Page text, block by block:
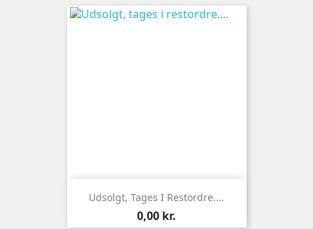
Udsolgt, Tages I Restordre....
Pris
0,00 kr.